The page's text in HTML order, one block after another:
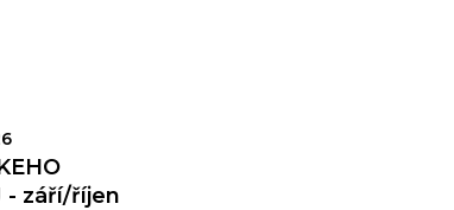
- září/říjen